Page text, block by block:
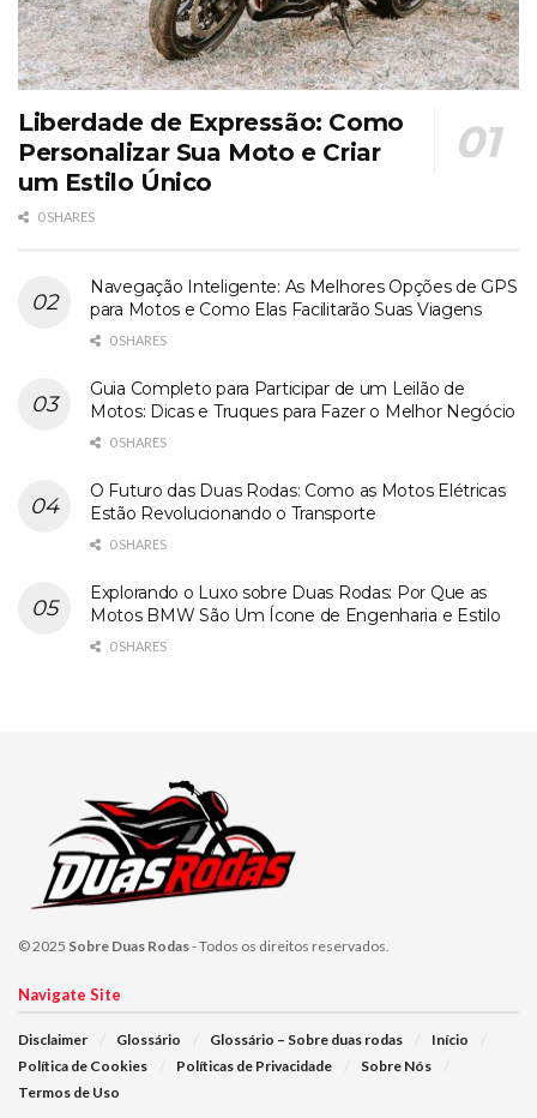
Liberdade de Expressão: Como
Personalizar Sua Moto e Criar
um Estilo Único
0 SHARES
Navegação Inteligente: As Melhores Opções de GPS
para Motos e Como Elas Facilitarão Suas Viagens
0 SHARES
Guia Completo para Participar de um Leilão de
Motos: Dicas e Truques para Fazer o Melhor Negócio
0 SHARES
O Futuro das Duas Rodas: Como as Motos Elétricas
Estão Revolucionando o Transporte
0 SHARES
Explorando o Luxo sobre Duas Rodas: Por Que as
Motos BMW São Um Ícone de Engenharia e Estilo
0 SHARES
© 2025 Sobre Duas Rodas- Todos os direitos reservados.
Navigate Site
Disclaimer Glossário Glossário – Sobre duas rodas
Início
Política de Cookies
Políticas de Privacidade
Sobre Nós
Termos de Uso